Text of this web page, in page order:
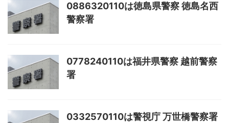
0886320110は徳島県警察 徳島名西
警察署
0778240110は福井県警察 越前警察
署
0332570110は警視庁 万世橋警察署